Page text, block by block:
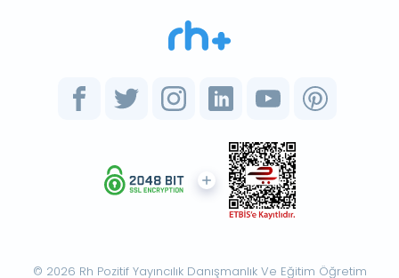
© 2026 Rh Pozitif Yayıncılık Danışmanlık Ve Eğitim Öğretim